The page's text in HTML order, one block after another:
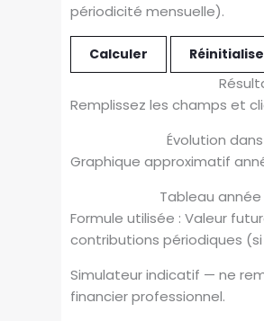
périodicité mensuelle).
Calculer
Remplissez les champs et
Évolution
Graphique approximatif
Tableau
Formule utilisée : Valeur
contributions périodiques
Simulateur indicatif — ne
financier professionnel.